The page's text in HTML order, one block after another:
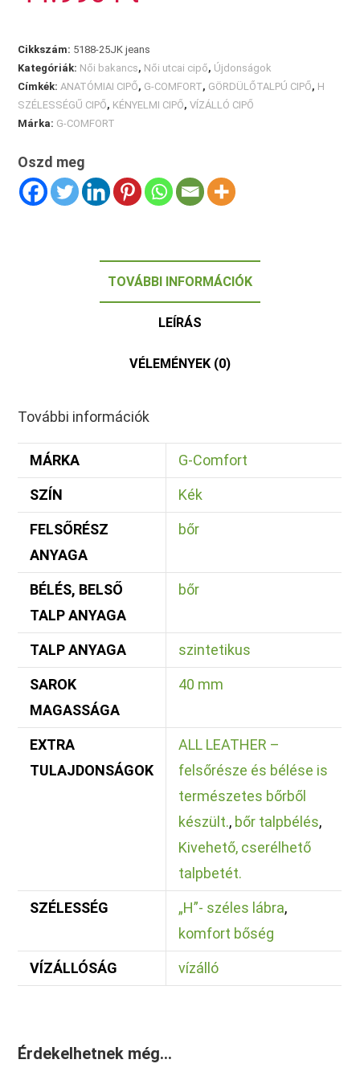
Cikkszám: 5188-25JK jeans
Kategóriák: Női bakancs, Női utcai cipő, Újdonságok
Címkék:ANATÓMIAI CIPŐ, G-COMFORT, GÖRDÜLŐTALPÚ CIPŐ, H
SZÉLESSÉGŰ CIPŐ, KÉNYELMI CIPŐ,VÍZÁLLÓ CIPŐ
Márka: G-COMFORT
Oszd meg
TOVÁBBI INFORMÁCIÓK
LEÍRÁS
VÉLEMÉNYEK (0)
További információk
MÁRKA G-Comfort
SZÍN Kék
FELSŐRÉSZ
ANYAGA
bőr
BÉLÉS, BELSŐ
TALP ANYAGA
bőr
TALP ANYAGA szintetikus
SAROK
MAGASSÁGA
40 mm
EXTRA
TULAJDONSÁGOK
ALL LEATHER –
felsőrésze és bélése is
természetes bőrből
készült., bőr talpbélés,
Kivehető, cserélhető
talpbetét.
SZÉLESSÉG „H”- széles lábra,
komfort bőség
VÍZÁLLÓSÁG vízálló
Érdekelhetnek még…